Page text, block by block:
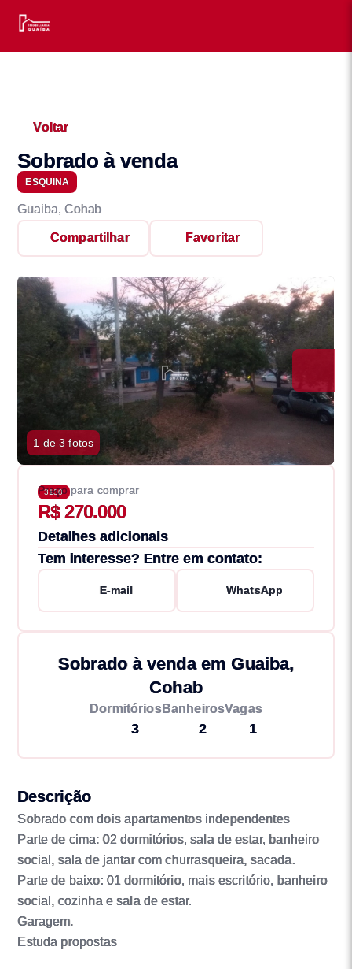
Voltar
Sobrado à venda
ESQUINA
Guaiba, Cohab
Compartilhar Favoritar
1 de 3 fotos
3130
Preço para comprar
R$ 270.000
Detalhes adicionais
Tem interesse? Entre em contato:
E-mail WhatsApp
Sobrado à venda em Guaiba,
Cohab
Dormitórios
3
Banheiros
2
Vagas
1
Descrição
Sobrado com dois apartamentos independentes
Parte de cima: 02 dormitórios, sala de estar, banheiro
social, sala de jantar com churrasqueira, sacada.
Parte de baixo: 01 dormitório, mais escritório, banheiro
social, cozinha e sala de estar.
Garagem.
Estuda propostas